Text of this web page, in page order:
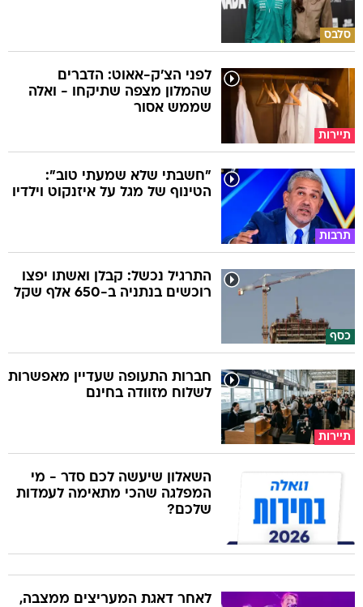
סלבס
תיירות
לפני הצ'ק-אאוט: הדברים
שהמלון מצפה שתיקחו - ואלה
שממש אסור
תרבות
"חשבתי שלא שמעתי טוב":
הטינוף של מגל על איזנקוט וילדיו
כסף
התרגיל נכשל: קבלן ואשתו יפצו
רוכשים בנתניה ב-650 אלף שקל
תיירות
חברות התעופה שעדיין מאפשרות
לשלוח מזוודה בחינם
השאלון שיעשה לכם סדר - מי
המפלגה שהכי מתאימה לעמדות
שלכם?
לאחר דאגת המעריצים ממצבה,